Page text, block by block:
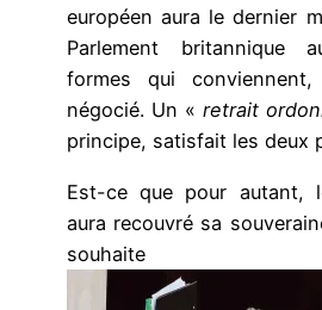
européen aura le dernier
Parlement britannique
formes qui conviennent,
négocié. Un « retrait
principe, satisfait les deux
Est-ce que pour autant,
aura recouvré sa